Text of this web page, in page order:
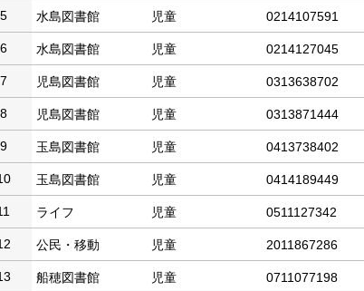
5 水島図書館 児童 0214107591
6 水島図書館 児童 0214127045
7 児島図書館 児童 0313638702
8 児島図書館 児童 0313871444
9 玉島図書館 児童 0413738402
玉島図書館 児童 0414189449
ライフ 児童 0511127342
公民・移動 児童 2011867286
船穂図書館 児童 0711077198